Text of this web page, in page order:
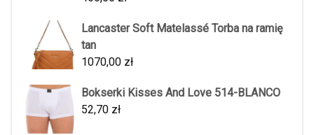
Lancaster Soft Matelassé Torba na ramię
tan
1070,00 zł
Bokserki Kisses And Love 514-BLANCO
52,70 zł